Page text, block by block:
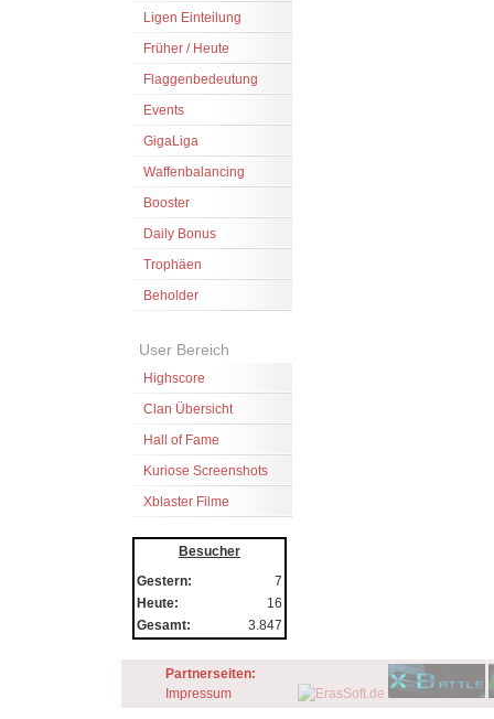
Ligen Einteilung
Früher / Heute
Flaggenbedeutung
Events
GigaLiga
Waffenbalancing
Booster
Daily Bonus
Trophäen
Beholder
User Bereich
Highscore
Clan Übersicht
Hall of Fame
Kuriose Screenshots
Xblaster Filme
Besucher
Gestern:
7
Heute:
16
Gesamt:
3.847
Partnerseiten:
Impressum